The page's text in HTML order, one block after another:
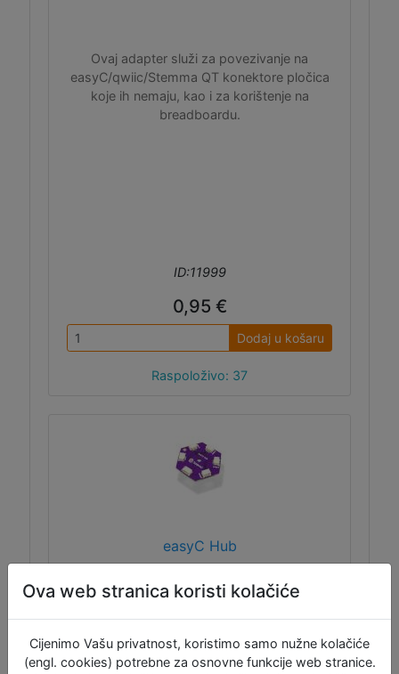
Ovaj adapter služi za povezivanje na
easyC/qwiic/Stemma QT konektore pločica
koje ih nemaju, kao i za korištenje na
breadboardu.
ID:11999
0,95 €
Dodaj u košaru
Raspoloživo: 37
easyC Hub
jednostavnu vezu između I2C komponenti.
Međutim, neke komponente imaju samo
Ova web stranica koristi kolačiće
Cijenimo Vašu privatnost, koristimo samo nužne kolačiće
(engl. cookies) potrebne za osnovne funkcije web stranice.